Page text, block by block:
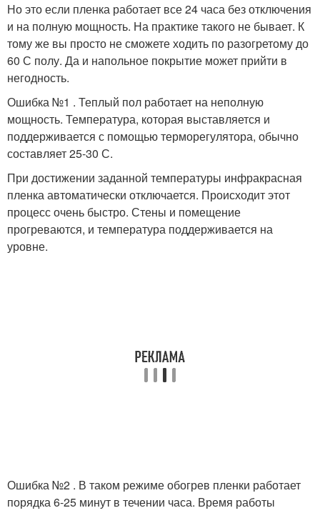
Но это если пленка работает все 24 часа без отключения
и на полную мощность. На практике такого не бывает. К
тому же вы просто не сможете ходить по разогретому до
60 С полу. Да и напольное покрытие может прийти в
негодность.
Ошибка №1 . Теплый пол работает на неполную
мощность. Температура, которая выставляется и
поддерживается с помощью терморегулятора, обычно
составляет 25-30 С.
При достижении заданной температуры инфракрасная
пленка автоматически отключается. Происходит этот
процесс очень быстро. Стены и помещение
прогреваются, и температура поддерживается на
уровне.
Ошибка №2 . В таком режиме обогрев пленки работает
порядка 6-25 минут в течении часа. Время работы